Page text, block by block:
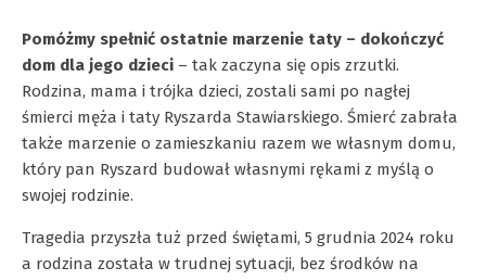
Pomóżmy spełnić ostatnie marzenie taty – dokończyć
dom dla jego dzieci – tak zaczyna się opis zrzutki.
Rodzina, mama i trójka dzieci, zostali sami po nagłej
śmierci męża i taty Ryszarda Stawiarskiego. Śmierć zabrała
także marzenie o zamieszkaniu razem we własnym domu,
który pan Ryszard budował własnymi rękami z myślą o
swojej rodzinie.
Tragedia przyszła tuż przed świętami, 5 grudnia 2024 roku
a rodzina została w trudnej sytuacji, bez środków na